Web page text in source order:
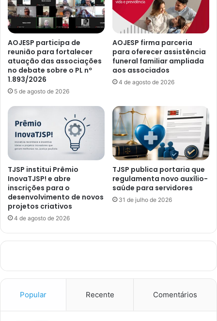
AOJESP participa de
reunião para fortalecer
atuação das associações
no debate sobre o PL nº
1.893/2026
5 de agosto de 2026
AOJESP firma parceria
para oferecer assistência
funeral familiar ampliada
aos associados
4 de agosto de 2026
TJSP institui Prêmio
InovaTJSP! e abre
inscrições para o
desenvolvimento de novos
projetos criativos
4 de agosto de 2026
TJSP publica portaria que
regulamenta novo auxílio-
saúde para servidores
31 de julho de 2026
Popular Recente Comentários